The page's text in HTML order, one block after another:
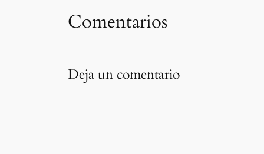
Comentarios
Deja un comentario